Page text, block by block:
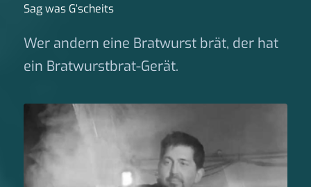
Sag was G‘scheits
Wer andern eine Bratwurst brät, der hat
ein Bratwurstbrat-Gerät.